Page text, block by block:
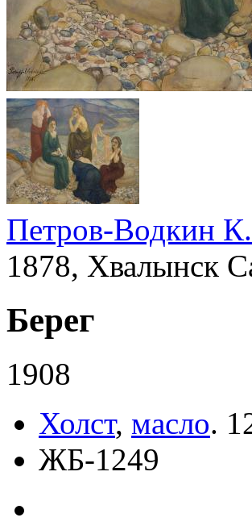
Петров-Водкин
1878, Хвалынск
Берег
1908
Холст, масло.
ЖБ-1249